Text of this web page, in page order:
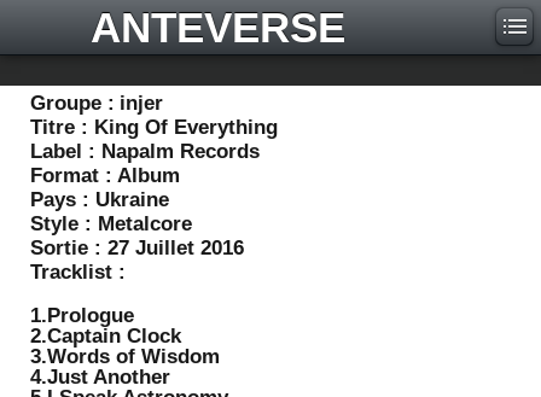
ANTEVERSE
Groupe : injer
Titre : King Of Everything
Label : Napalm Records
Format : Album
Pays : Ukraine
Style : Metalcore
Sortie : 27 Juillet 2016
Tracklist :
1.Prologue
2.Captain Clock
3.Words of Wisdom
4.Just Another